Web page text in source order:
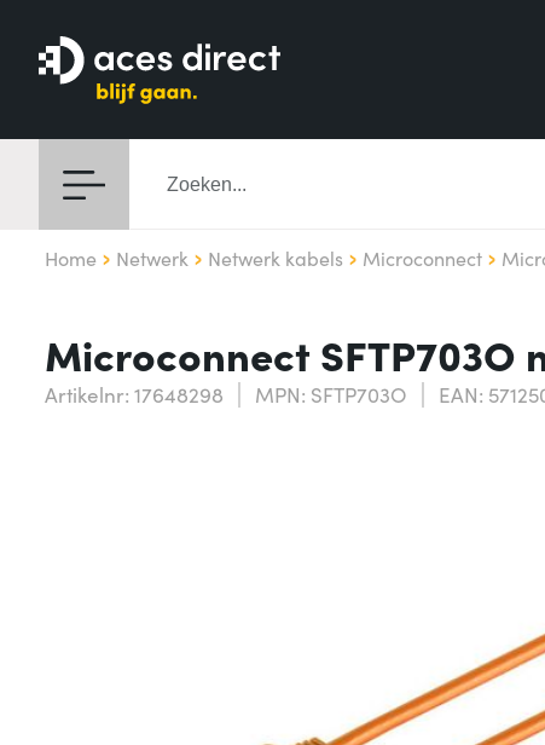
Home Netwerk Netwerk kabels Microconnect
Microconnect SFTP703O
Artikelnr: 17648298 MPN: SFTP703O EAN: